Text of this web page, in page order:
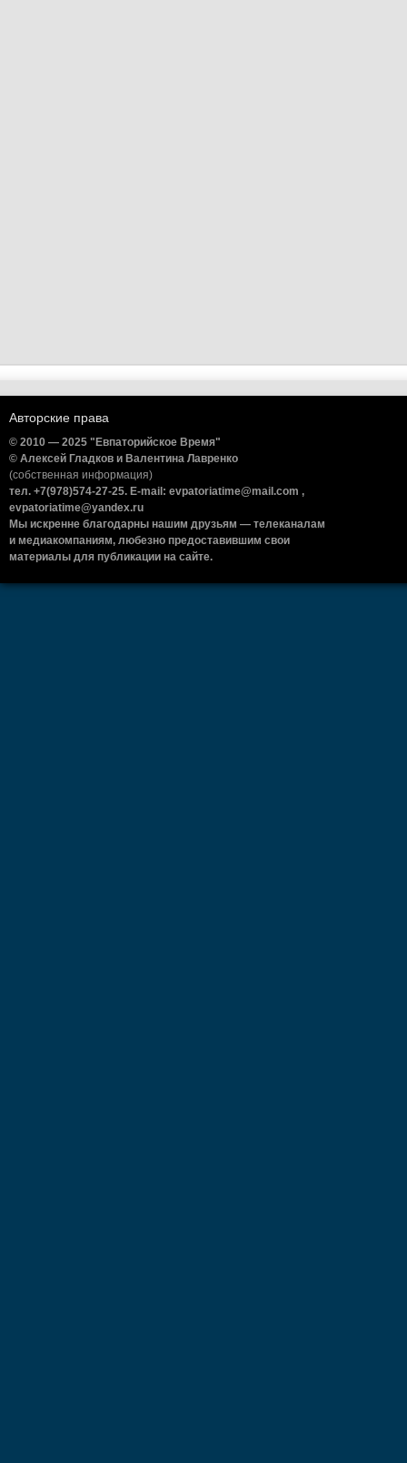
Авторские права
© 2010 — 2025 "Евпаторийское Время"
© Алексей Гладков и Валентина Лавренко
(собственная информация)
тел. +7(978)574-27-25. E-mail: evpatoriatime@mail.com ,
evpatoriatime@yandex.ru
Мы искренне благодарны нашим друзьям — телеканалам
и медиакомпаниям, любезно предоставившим свои
материалы для публикации на сайте.